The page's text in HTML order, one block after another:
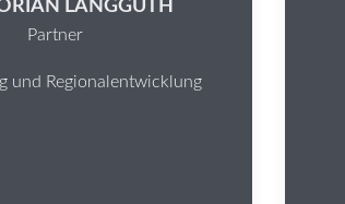
LANGGUTH
Partner
und Regionalentwicklung